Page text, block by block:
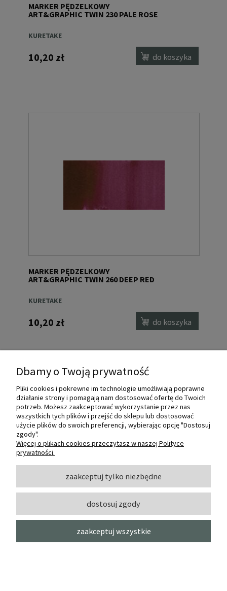
MARKER PĘDZELKOWY
ART&GRAPHIC TWIN 230 PALE ROSE
KURETAKE
10,20 zł do koszyka
MARKER PĘDZELKOWY
ART&GRAPHIC TWIN 260 DEEP RED
KURETAKE
10,20 zł do koszyka
MARKER PĘDZELKOWY
ART&GRAPHIC TWIN 302 HAZE BLUE
Dbamy o Twoją prywatność
Pliki cookies i pokrewne im technologie umożliwiają poprawne
działanie strony i pomagają nam dostosować ofertę do Twoich
potrzeb. Możesz zaakceptować wykorzystanie przez nas
wszystkich tych plików i przejść do sklepu lub dostosować
użycie plików do swoich preferencji, wybierając opcję "Dostosuj
zgody".
Więcej o plikach cookies przeczytasz w naszej Polityce
prywatności.
zaakceptuj tylko niezbędne
dostosuj zgody
zaakceptuj wszystkie